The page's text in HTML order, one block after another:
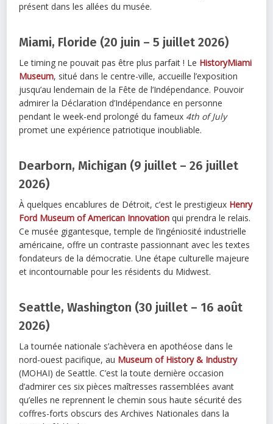
présent dans les allées du musée.
Miami, Floride (20 juin – 5 juillet 2026)
Le timing ne pouvait pas être plus parfait ! Le HistoryMiami
Museum, situé dans le centre-ville, accueille l’exposition
jusqu’au lendemain de la Fête de l’Indépendance. Pouvoir
admirer la Déclaration d’Indépendance en personne
pendant le week-end prolongé du fameux 4th of July
promet une expérience patriotique inoubliable.
Dearborn, Michigan (9 juillet – 26 juillet
2026)
À quelques encablures de Détroit, c’est le prestigieux Henry
Ford Museum of American Innovation qui prendra le relais.
Ce musée gigantesque, temple de l’ingéniosité industrielle
américaine, offre un contraste passionnant avec les textes
fondateurs de la démocratie. Une étape culturelle majeure
et incontournable pour les résidents du Midwest.
Seattle, Washington (30 juillet – 16 août
2026)
La tournée nationale s’achèvera en apothéose dans le
nord-ouest pacifique, au Museum of History & Industry
(MOHAI) de Seattle. C’est la toute dernière occasion
d’admirer ces six pièces maîtresses rassemblées avant
qu’elles ne reprennent le chemin sous haute sécurité des
coffres-forts obscurs des Archives Nationales dans la